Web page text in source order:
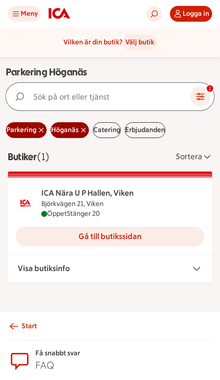
Meny Logga in
Vilken är din butik? Välj butik
Parkering Höganäs
Sök på ort eller tjänst 2
Parkering Höganäs Catering Erbjudanden
ButikerVisar 1 stycken
(1) Sortera
ICA Nära U P Hallen, Viken
Björkvägen 21, Viken
ICA Nära U P Hallen, Viken är öppen nu, stänger
ÖppetStänger 20
Gå till butikssidan
Visa butiksinfo
Start
Få snabbt svar
FAQ